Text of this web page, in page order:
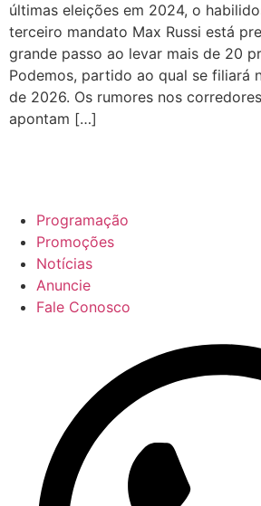
últimas eleições em 2024, o
terceiro mandato Max Russi está
grande passo ao levar mais de 20
Podemos, partido ao qual se filiará
de 2026. Os rumores nos
apontam […]
Programação
Promoções
Notícias
Anuncie
Fale Conosco